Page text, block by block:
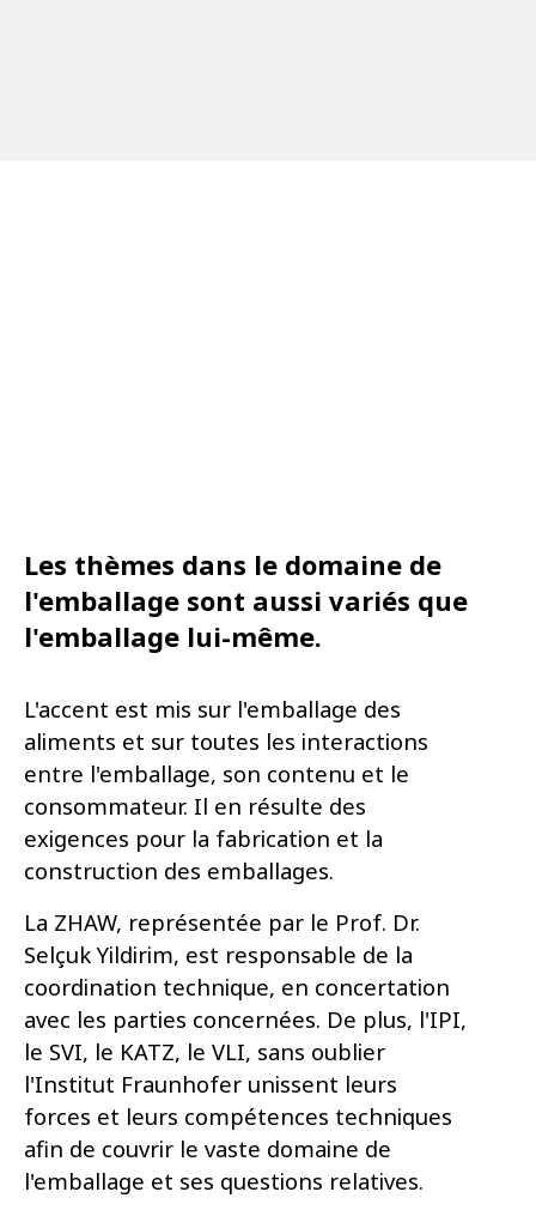
Les thèmes dans le domaine de
l'emballage sont aussi variés que
l'emballage lui-même.
L'accent est mis sur l'emballage des
aliments et sur toutes les interactions
entre l'emballage, son contenu et le
consommateur. Il en résulte des
exigences pour la fabrication et la
construction des emballages.
La ZHAW, représentée par le Prof. Dr.
Selçuk Yildirim, est responsable de la
coordination technique, en concertation
avec les parties concernées. De plus, l'IPI,
le SVI, le KATZ, le VLI, sans oublier
l'Institut Fraunhofer unissent leurs
forces et leurs compétences techniques
afin de couvrir le vaste domaine de
l'emballage et ses questions relatives.